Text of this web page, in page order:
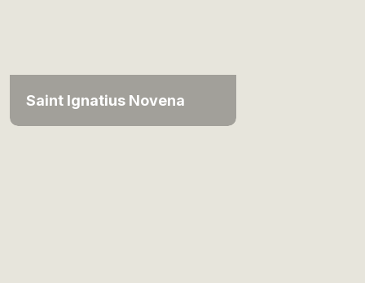
Saint Ignatius Novena